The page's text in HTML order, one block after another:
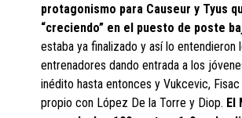
protagonismo para Causeur y Tyus
“creciendo” en el puesto de poste
estaba ya finalizado y así lo entendieron
entrenadores dando entrada a los
inédito hasta entonces y Vukcevic, Fisac
propio con López De la Torre y Diop. El